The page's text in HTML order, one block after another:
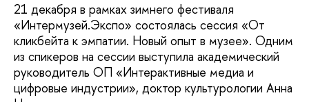
21 декабря в рамках зимнего фестиваля
«Интермузей.Экспо» состоялась сессия «От
кликбейта к эмпатии. Новый опыт в музее». Одним
из спикеров на сессии выступила академический
руководитель ОП «Интерактивные медиа и
цифровые индустрии», доктор культурологии Анна